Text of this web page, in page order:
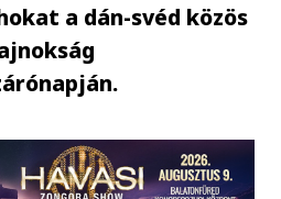
a dán-svéd közös